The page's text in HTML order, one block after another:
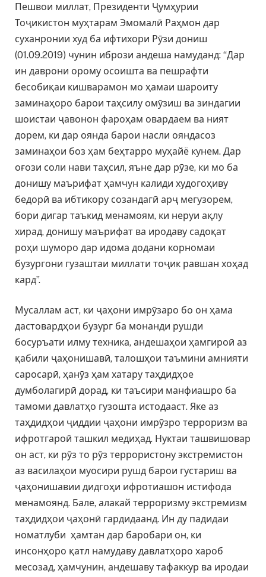
Пешвои миллат, Президенти Ҷумҳурии
Тоҷикистон муҳтарам Эмомалӣ Раҳмон дар
суханронии худ ба ифтихори Рӯзи дониш
(01.09.2019) чунин ибрози андеша намуданд: “Дар
ин даврони орому осоишта ва пешрафти
бесобиқаи кишварамон мо ҳамаи шароиту
заминаҳоро барои таҳсилу омӯзиш ва зиндагии
шоистаи ҷавонон фароҳам овардаем ва ният
дорем, ки дар оянда барои насли ояндасоз
заминаҳои боз ҳам беҳтарро муҳайё кунем. Дар
оғози соли нави таҳсил, яъне дар рӯзе, ки мо ба
донишу маърифат ҳамчун калиди худогоҳиву
бедорӣ ва ибтикору созандагӣ арҷ мегузорем,
бори дигар таъкид менамоям, ки неруи ақлу
хирад, донишу маърифат ва иродаву садоқат
роҳи шуморо дар идома додани корномаи
бузургони гузаштаи миллати тоҷик равшан хоҳад
кард”.
Мусаллам аст, ки ҷаҳони имрӯзаро бо он ҳама
дастовардҳои бузург ба монанди рушди
босуръати илму техника, андешаҳои ҳамгироӣ аз
қабили ҷаҳонишавӣ, талошҳои таъмини амнияти
саросарӣ, ҳанӯз ҳам хатару таҳдидҳое
думболагирӣ дорад, ки таъсири манфиашро ба
тамоми давлатҳо гузошта истодааст. Яке аз
таҳдидҳои ҷиддии ҷаҳони имрӯзро терроризм ва
ифротгароӣ ташкил медиҳад. Нуктаи ташвишовар
он аст, ки рӯз то рӯз террористону экстремистон
аз василаҳои муосири рушд барои густариш ва
ҷаҳонишавии дидгоҳи ифротиашон истифода
менамоянд. Бале, алакай терроризму экстремизм
таҳдидҳои ҷаҳонӣ гардидаанд. Ин ду падидаи
номатлуби ҳамтан дар баробари он, ки
инсонҳоро қатл намудаву давлатҳоро хароб
месозад, ҳамчунин, андешаву тафаккур ва иродаи